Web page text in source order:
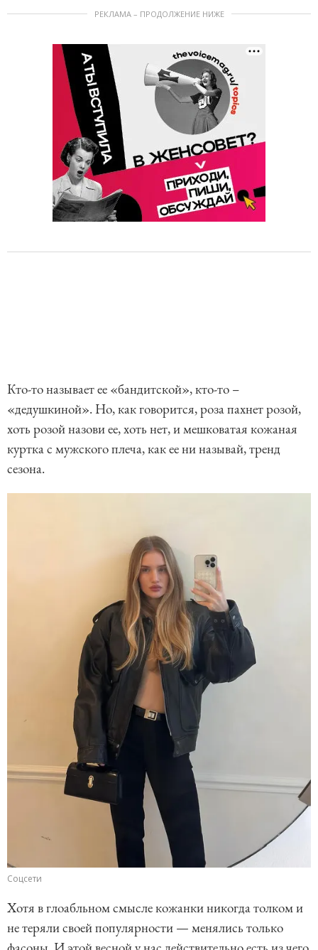
РЕКЛАМА – ПРОДОЛЖЕНИЕ НИЖЕ
Кто-то называет ее «бандитской», кто-то –
«дедушкиной». Но, как говорится, роза пахнет розой,
хоть розой назови ее, хоть нет, и мешковатая кожаная
куртка с мужского плеча, как ее ни называй, тренд
сезона.
Соцсети
Хотя в глоабльном смысле кожанки никогда толком и
не теряли своей популярности — менялись только